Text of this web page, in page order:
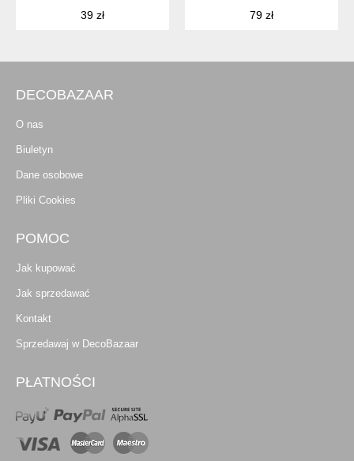
39 zł
79 zł
DECOBAZAAR
O nas
Biuletyn
Dane osobowe
Pliki Cookies
POMOC
Jak kupować
Jak sprzedawać
Kontakt
Sprzedawaj w DecoBazaar
PŁATNOŚCI